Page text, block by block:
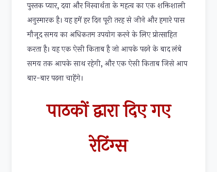
पुस्तक प्यार, दया और निस्वार्थता के महत्व का एक शक्तिशाली
अनुस्मारक है। यह हमें हर दिन पूरी तरह से जीने और हमारे पास
मौजूद समय का अधिकतम उपयोग करने के लिए प्रोत्साहित
करता है। यह एक ऐसी किताब है जो आपके पढ़ने के बाद लंबे
समय तक आपके साथ रहेगी, और एक ऐसी किताब जिसे आप
बार-बार पढ़ना चाहेंगे।
पाठकों द्वारा दिए गए
रेटिंग्स